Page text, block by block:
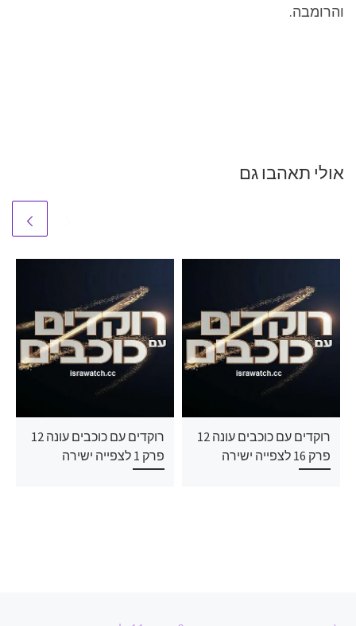
והרומבה.
אולי תאהבו גם
רוקדים עם כוכבים עונה 12
פרק 1 לצפייה ישירה
רוקדים עם כוכבים עונה 12
פרק 16 לצפייה ישירה